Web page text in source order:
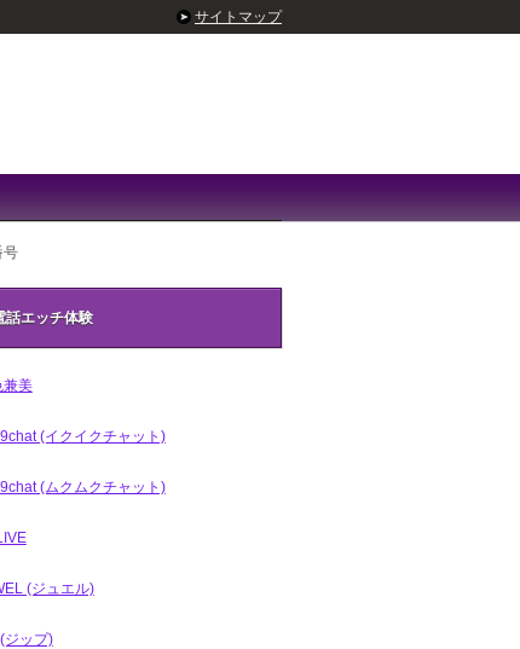
号
話エッチ体験
兼美
(イクイクチャット)
(ムクムクチャット)
(ジュエル)
ジップ)
サイトマップ